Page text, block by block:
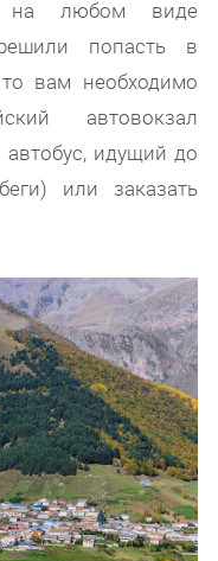
на любом виде
попасть в
вам необходимо
автовокзал
автобус, идущий до
или заказать